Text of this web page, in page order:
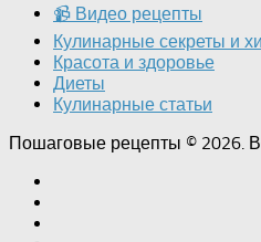
📹 Видео рецепты
Кулинарные секреты и
Красота и здоровье
Диеты
Кулинарные статьи
Пошаговые рецепты © 2026.